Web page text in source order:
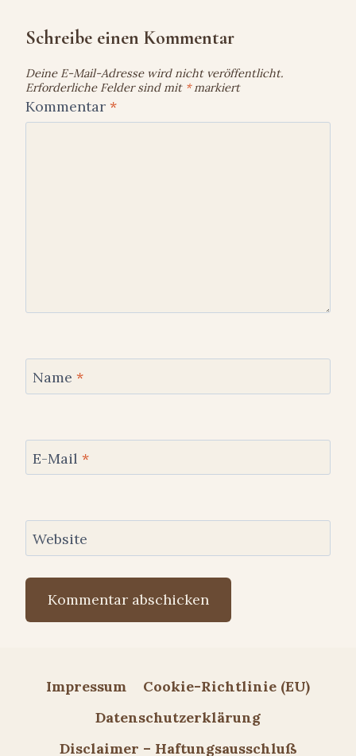
Schreibe einen Kommentar
Deine E-Mail-Adresse wird nicht veröffentlicht.
Erforderliche Felder sind mit *markiert
Kommentar *
Name *
E-Mail *
Website
Impressum
Cookie-Richtlinie (EU)
Datenschutzerklärung
Disclaimer – Haftungsausschluß